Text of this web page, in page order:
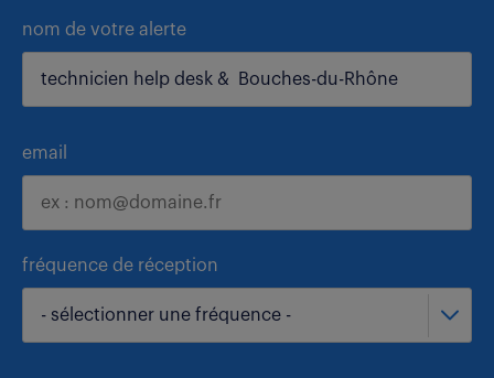
nom de votre alerte
email
fréquence de réception
- sélectionner une fréquence -